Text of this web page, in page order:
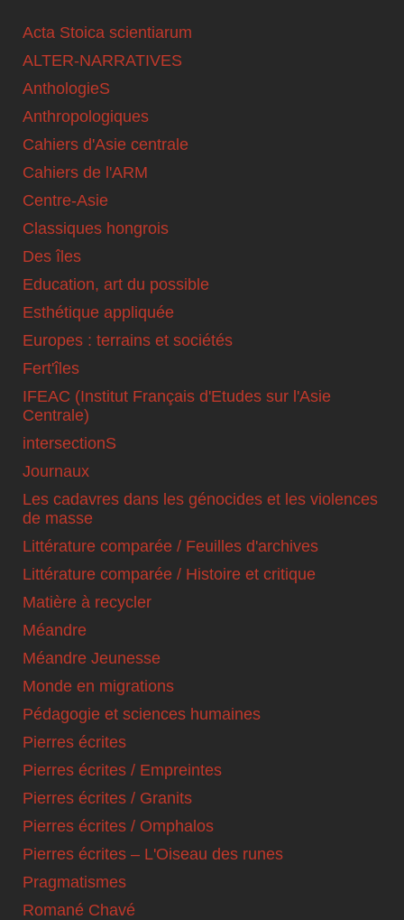
Acta Stoica scientiarum
ALTER-NARRATIVES
AnthologieS
Anthropologiques
Cahiers d'Asie centrale
Cahiers de l'ARM
Centre-Asie
Classiques hongrois
Des îles
Education, art du possible
Esthétique appliquée
Europes : terrains et sociétés
Fert'îles
IFEAC (Institut Français d'Etudes sur l'Asie
Centrale)
intersectionS
Journaux
Les cadavres dans les génocides et les violences
de masse
Littérature comparée / Feuilles d'archives
Littérature comparée / Histoire et critique
Matière à recycler
Méandre
Méandre Jeunesse
Monde en migrations
Pédagogie et sciences humaines
Pierres écrites
Pierres écrites / Empreintes
Pierres écrites / Granits
Pierres écrites / Omphalos
Pierres écrites – L'Oiseau des runes
Pragmatismes
Romané Chavé